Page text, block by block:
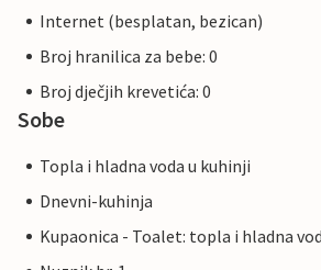
Internet (besplatan, bezican)
Broj hranilica za bebe: 0
Broj dječjih krevetića: 0
Sobe
Topla i hladna voda u kuhinji
Dnevni-kuhinja
Kupaonica - Toalet: topla i hladna